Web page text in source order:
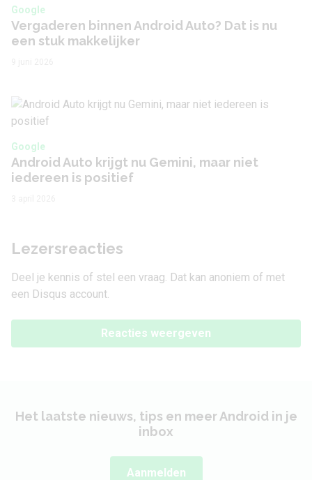
Google
Vergaderen binnen Android Auto? Dat is nu
een stuk makkelijker
Google
Android Auto krijgt nu Gemini, maar niet
iedereen is positief
Lezersreacties
Deel je kennis of stel een vraag. Dat kan anoniem of met
een Disqus account.
Reacties weergeven
Het laatste nieuws, tips en meer Android in je
inbox
Aanmelden